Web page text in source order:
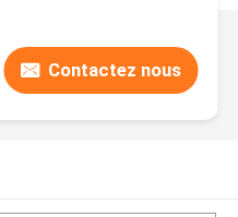
Contactez nous